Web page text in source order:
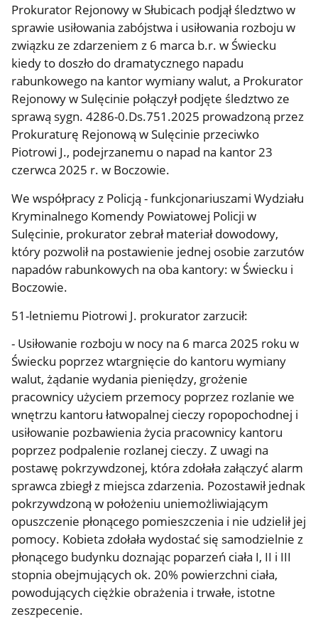
Prokurator Rejonowy w Słubicach podjął śledztwo w
sprawie usiłowania zabójstwa i usiłowania rozboju w
związku ze zdarzeniem z 6 marca b.r. w Świecku
kiedy to doszło do dramatycznego napadu
rabunkowego na kantor wymiany walut, a Prokurator
Rejonowy w Sulęcinie połączył podjęte śledztwo ze
sprawą sygn.4286-0.Ds.751.2025 prowadzoną przez
Prokuraturę Rejonową w Sulęcinie przeciwko
Piotrowi J., podejrzanemu o napad na kantor 23
czerwca 2025 r. w Boczowie.
We współpracy z Policją - funkcjonariuszami Wydziału
Kryminalnego Komendy Powiatowej Policji w
Sulęcinie, prokurator zebrał materiał dowodowy,
który pozwolił na postawienie jednej osobie zarzutów
napadów rabunkowych na oba kantory: w Świecku i
Boczowie.
51-letniemu Piotrowi J. prokurator zarzucił:
- Usiłowanie rozboju w nocy na 6 marca 2025 roku w
Świecku poprzez wtargnięcie do kantoru wymiany
walut, żądanie wydania pieniędzy, grożenie
pracownicy użyciem przemocy poprzez rozlanie we
wnętrzu kantoru łatwopalnej cieczy ropopochodnej i
usiłowanie pozbawienia życia pracownicy kantoru
poprzez podpalenie rozlanej cieczy. Z uwagi na
postawę pokrzywdzonej, która zdołała załączyć alarm
sprawca zbiegł z miejsca zdarzenia. Pozostawił jednak
pokrzywdzoną w położeniu uniemożliwiającym
opuszczenie płonącego pomieszczenia i nie udzielił jej
pomocy. Kobieta zdołała wydostać się samodzielnie z
płonącego budynku doznając poparzeń ciała I, II i III
stopnia obejmujących ok. 20% powierzchni ciała,
powodujących ciężkie obrażenia i trwałe, istotne
zeszpecenie.